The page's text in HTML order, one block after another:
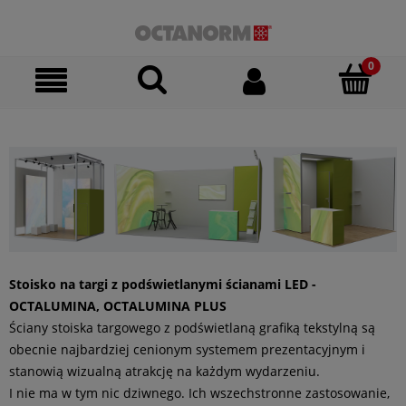
Stoisko na targi z podświetlanymi ścianami LED -
OCTALUMINA, OCTALUMINA PLUS
Ściany stoiska targowego z podświetlaną grafiką tekstylną są
obecnie najbardziej cenionym systemem prezentacyjnym i
stanowią wizualną atrakcję na każdym wydarzeniu.
I nie ma w tym nic dziwnego. Ich wszechstronne zastosowanie,